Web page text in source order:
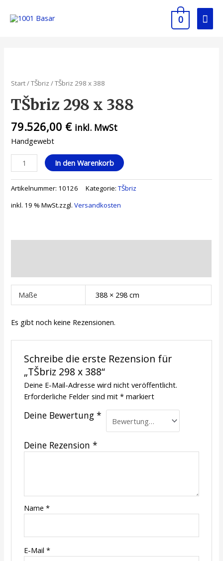
0
Start/TŠbriz / TŠbriz 298 x 388
TŠbriz 298 x 388
79.526,00 € inkl. MwSt
Handgewebt
In den Warenkorb
Artikelnummer: 10126 Kategorie:TŠbriz
inkl. 19 % MwSt.zzgl.Versandkosten
Maße 388 × 298 cm
Es gibt noch keine Rezensionen.
Schreibe die erste Rezension für
„TŠbriz 298 x 388“
Deine E-Mail-Adresse wird nicht veröffentlicht.
Erforderliche Felder sind mit *markiert
Deine Bewertung *
Deine Rezension *
Name *
E-Mail *